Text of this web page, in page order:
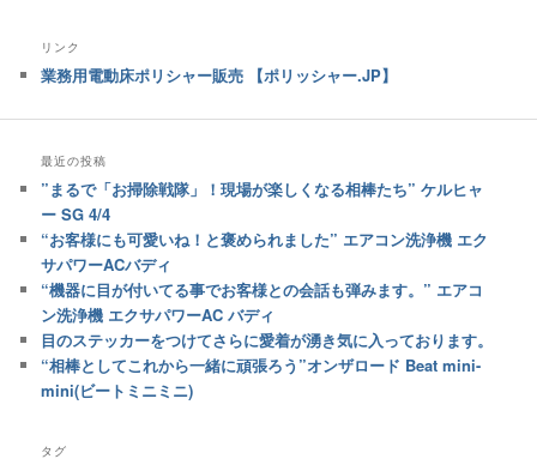
リンク
業務用電動床ポリシャー販売 【ポリッシャー.JP】
最近の投稿
”まるで「お掃除戦隊」！現場が楽しくなる相棒たち” ケルヒャ
ー SG 4/4
“お客様にも可愛いね！と褒められました” エアコン洗浄機 エク
サパワーACバディ
“機器に目が付いてる事でお客様との会話も弾みます。” エアコ
ン洗浄機 エクサパワーAC バディ
目のステッカーをつけてさらに愛着が湧き気に入っております。
“相棒としてこれから一緒に頑張ろう”オンザロード Beat mini-
mini(ビートミニミニ)
タグ